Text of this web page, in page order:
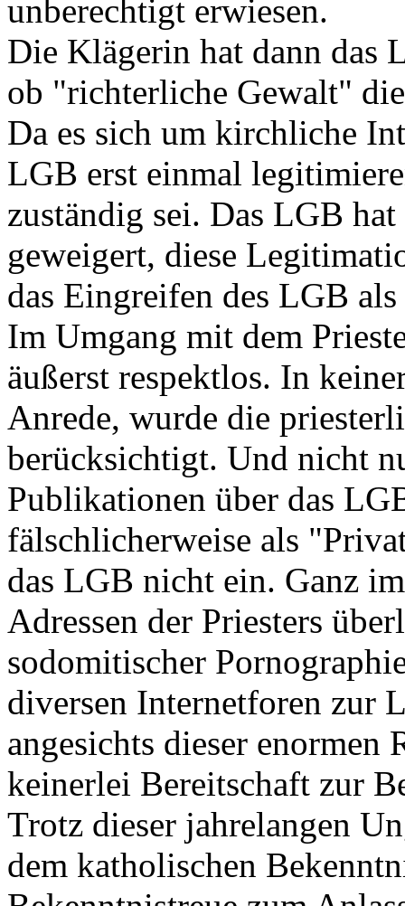
unberechtigt erwiesen.
Die Klägerin hat dann das
ob "richterliche Gewalt"
Da es sich um kirchliche
LGB erst einmal
zuständig sei. Das LGB
geweigert, diese
das Eingreifen des LGB
Im Umgang mit dem
äußerst respektlos. In
Anrede, wurde die
berücksichtigt. Und nicht
Publikationen über das
fälschlicherweise als
das LGB nicht ein. Ganz
Adressen der Priesters
sodomitischer
diversen Internetforen zur
angesichts dieser
keinerlei Bereitschaft zur
Trotz dieser jahrelangen
dem katholischen